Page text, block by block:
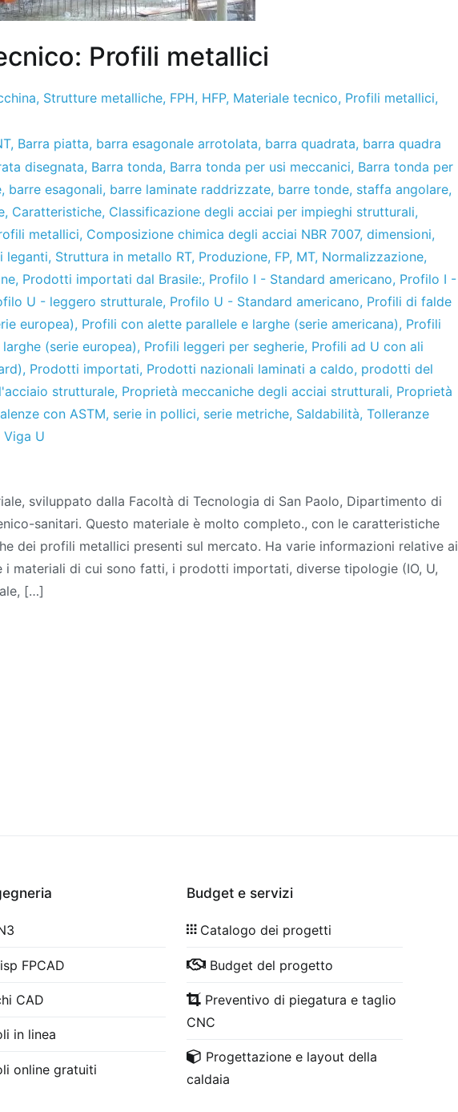
Profili metallici
, Strutture metalliche, FPH, HFP, Materiale tecnico, Profili metallici,
, Barra piatta, barra esagonale arrotolata, barra quadrata, barra quadra
disegnata, Barra tonda, Barra tonda per usi meccanici, Barra tonda per
, barre esagonali, barre laminate raddrizzate, barre tonde, staffa angolare,
, Caratteristiche, Classificazione degli acciai per impieghi strutturali,
metallici, Composizione chimica degli acciai NBR 7007, dimensioni,
leganti, Struttura in metallo RT, Produzione, FP, MT, Normalizzazione,
, Prodotti importati dal Brasile:, Profilo I - Standard americano, Profilo I -
U - leggero strutturale, Profilo U - Standard americano, Profili di falde
europea), Profili con alette parallele e larghe (serie americana), Profili
(serie europea), Profili leggeri per segherie, Profili ad U con ali
, Prodotti importati, Prodotti nazionali laminati a caldo, prodotti del
strutturale, Proprietà meccaniche degli acciai strutturali, Proprietà
con ASTM, serie in pollici, serie metriche, Saldabilità, Tolleranze
Viga U
sviluppato dalla Facoltà di Tecnologia di San Paolo, Dipartimento di
sanitari. Questo materiale è molto completo., con le caratteristiche
dei profili metallici presenti sul mercato. Ha varie informazioni relative ai
i materiali di cui sono fatti, i prodotti importati, diverse tipologie (IO, U,
[…]
FPCAD
CAD
in linea
online gratuiti
Budget e servizi
Catalogo dei progetti
Budget del progetto
Preventivo di piegatura e taglio
CNC
Progettazione e layout della
caldaia